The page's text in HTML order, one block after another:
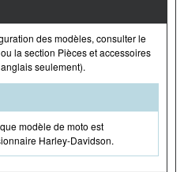
des modèles, consulter le
la section Pièces et accessoires
seulement).
modèle de moto est
Harley-Davidson.